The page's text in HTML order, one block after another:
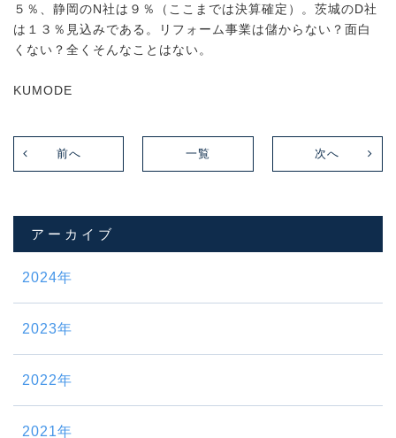
５％、静岡のN社は９％（ここまでは決算確定）。茨城のD社
は１３％見込みである。リフォーム事業は儲からない？面白
くない？全くそんなことはない。
KUMODE
前へ 次へ
一覧
アーカイブ
2024年
2023年
2022年
2021年